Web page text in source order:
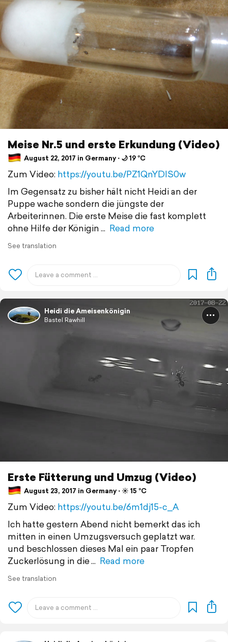
Meise Nr.5 und erste Erkundung (Video)
August 22, 2017 in Germany ⋅ 🌙 19 °C
Zum Video: https://youtu.be/PZ1QnYDlS0w
Im Gegensatz zu bisher hält nicht Heidi an der
Puppe wache sondern die jüngste der
Arbeiterinnen. Die erste Meise die fast komplett
ohne Hilfe der Königin
Read more
See translation
Heidi die Ameisenkönigin
Bastel Rawhill
Erste Fütterung und Umzug (Video)
August 23, 2017 in Germany ⋅ ☀️ 15 °C
Zum Video: https://youtu.be/6m1dj15-c_A
Ich hatte gestern Abend nicht bemerkt das ich
mitten in einen Umzugsversuch geplatzt war.
und beschlossen dieses Mal ein paar Tropfen
Zuckerlösung in die
Read more
See translation